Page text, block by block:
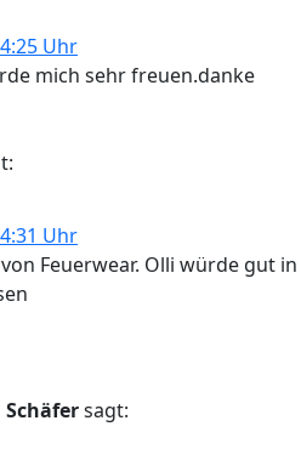
Uhr
mich sehr freuen.danke
Uhr
Feuerwear. Olli würde gut in
sagt: